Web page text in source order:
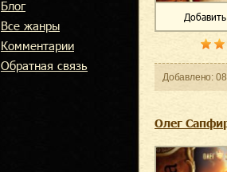
Блог
Все жанры
Комментарии
Обратная связь
Добавить
Добавленo:
Олег